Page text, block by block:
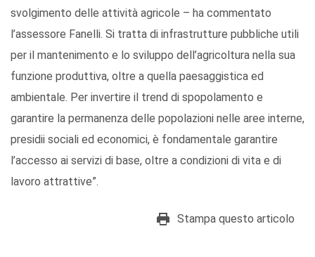
svolgimento delle attività agricole – ha commentato
l’assessore Fanelli. Si tratta di infrastrutture pubbliche utili
per il mantenimento e lo sviluppo dell’agricoltura nella sua
funzione produttiva, oltre a quella paesaggistica ed
ambientale. Per invertire il trend di spopolamento e
garantire la permanenza delle popolazioni nelle aree interne,
presidii sociali ed economici, è fondamentale garantire
l’accesso ai servizi di base, oltre a condizioni di vita e di
lavoro attrattive”.
Stampa questo articolo